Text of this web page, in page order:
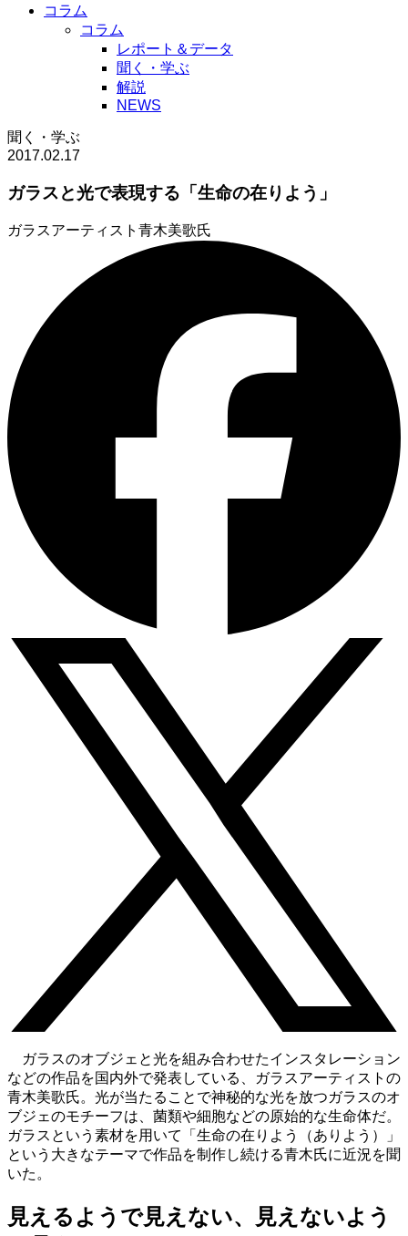
コラム
コラム
レポート＆データ
聞く・学ぶ
解説
NEWS
聞く・学ぶ
2017.02.17
ガラスと光で表現する「生命の在りよう」
ガラスアーティスト 青木美歌氏
ガラスのオブジェと光を組み合わせたインスタレーション
などの作品を国内外で発表している、ガラスアーティストの
青木美歌氏。光が当たることで神秘的な光を放つガラスのオ
ブジェのモチーフは、菌類や細胞などの原始的な生命体だ。
ガラスという素材を用いて「生命の在りよう（ありよう）」
という大きなテーマで作品を制作し続ける青木氏に近況を聞
いた。
見えるようで見えない、見えないよう